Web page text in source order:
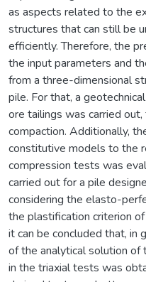
as aspects related to the
structures that can still be
efficiently. Therefore, the
the input parameters and
from a three-dimensional
pile. For that, a
ore tailings was carried
compaction. Additionally,
constitutive models to the
compression tests was
carried out for a pile
considering the elasto-
the plastification criterion
it can be concluded that, in
of the analytical solution
in the triaxial tests was